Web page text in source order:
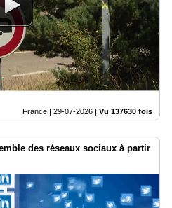
France | 29-07-2026 | Vu 137630 fois
des réseaux sociaux à partir